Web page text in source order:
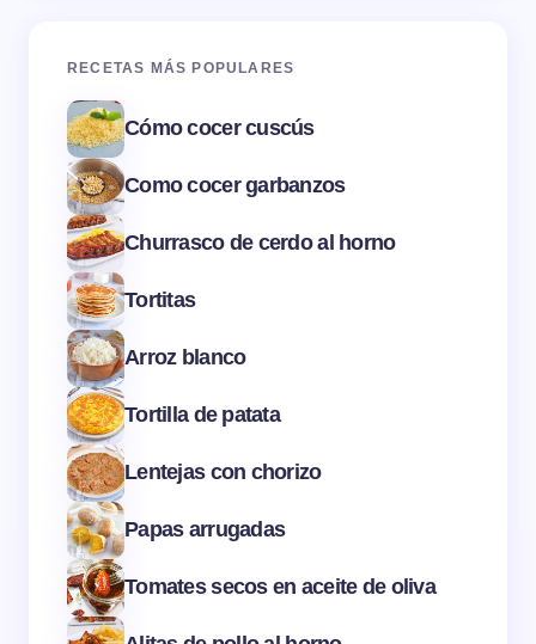
RECETAS MÁS POPULARES
Cómo cocer cuscús
Como cocer garbanzos
Churrasco de cerdo al horno
Tortitas
Arroz blanco
Tortilla de patata
Lentejas con chorizo
Papas arrugadas
Tomates secos en aceite de oliva